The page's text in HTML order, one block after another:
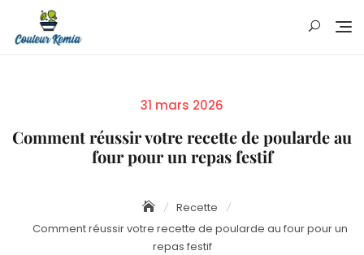
content
Posted
31 mars 2026
Comment réussir votre recette de poularde au
four pour un repas festif
Recette
Comment réussir votre recette de poularde au four pour un
repas festif